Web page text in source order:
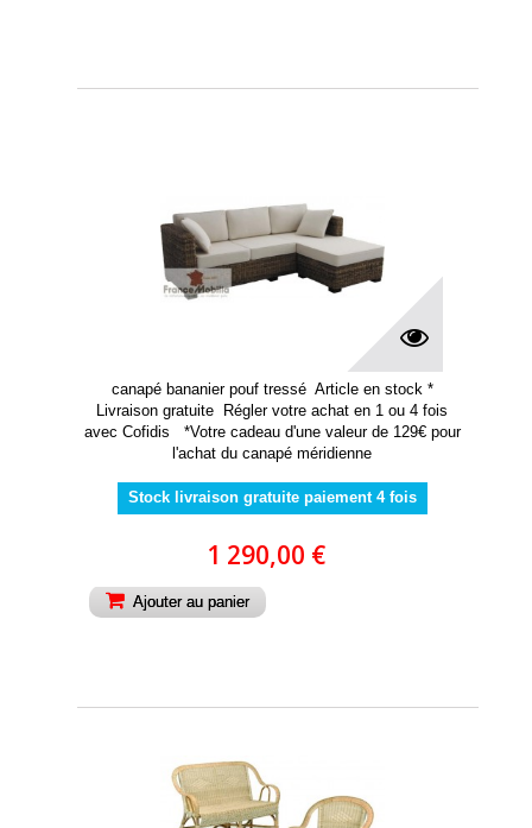
canapé bananier pouf tressé Article en stock *
Livraison gratuite Régler votre achat en 1 ou 4 fois
avec Cofidis *Votre cadeau d'une valeur de 129€ pour
l'achat du canapé méridienne
Stock livraison gratuite paiement 4 fois
1 290,00 €
Ajouter au panier